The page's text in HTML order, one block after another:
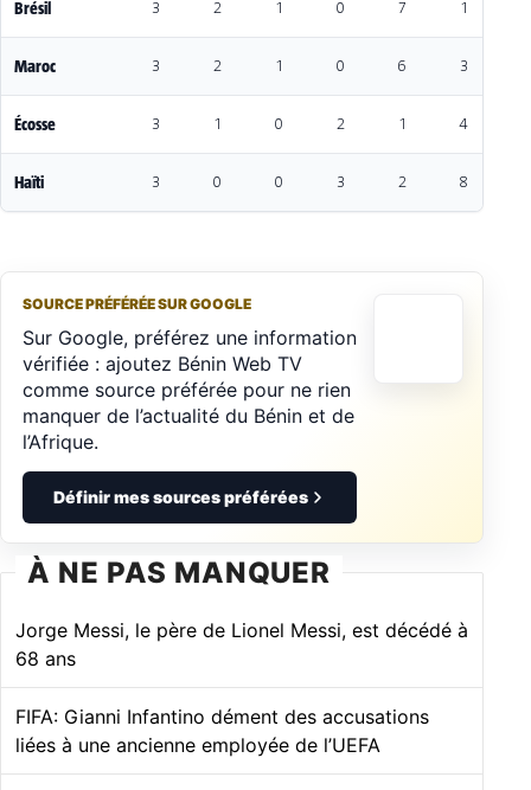
Brésil 3 2 1 0 7 1
Maroc 3 2 1 0 6 3
Écosse 3 1 0 2 1 4
Haïti 3 0 0 3 2 8
SOURCE PRÉFÉRÉE SUR GOOGLE
Sur Google, préférez une information
vérifiée : ajoutez Bénin Web TV
comme source préférée pour ne rien
manquer de l’actualité du Bénin et de
l’Afrique.
Définir mes sources préférées
À NE PAS MANQUER
Jorge Messi, le père de Lionel Messi, est décédé à
68 ans
FIFA: Gianni Infantino dément des accusations
liées à une ancienne employée de l’UEFA